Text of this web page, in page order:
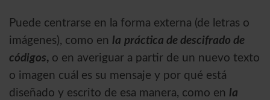
Puede centrarse en la forma externa (de letras o
imágenes), como en la práctica de descifrado de
códigos, o en averiguar a partir de un nuevo texto
o imagen cuál es su mensaje y por qué está
diseñado y escrito de esa manera, como en la